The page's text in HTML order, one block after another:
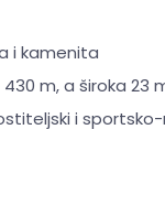
i kamenita
m, a široka 23
i sportsko-